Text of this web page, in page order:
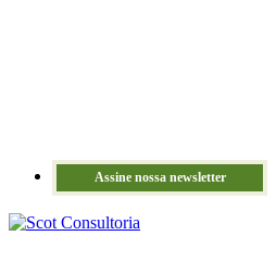
Assine nossa newsletter